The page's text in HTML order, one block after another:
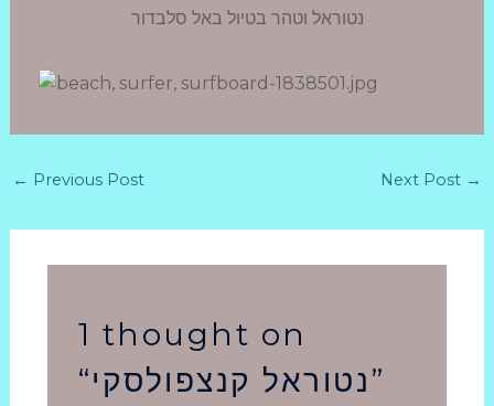
נטוראל וטהר בטיול באל סלבדור
← Previous Post Next Post →
1 thought on
“נטוראל קנצפולסקי”